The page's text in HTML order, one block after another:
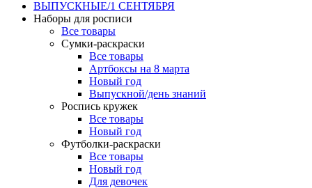
ВЫПУСКНЫЕ/1 СЕНТЯБРЯ
Наборы для росписи
Все товары
Сумки-раскраски
Все товары
Артбоксы на 8 марта
Новый год
Выпускной/день знаний
Роспись кружек
Все товары
Новый год
Футболки-раскраски
Все товары
Новый год
Для девочек